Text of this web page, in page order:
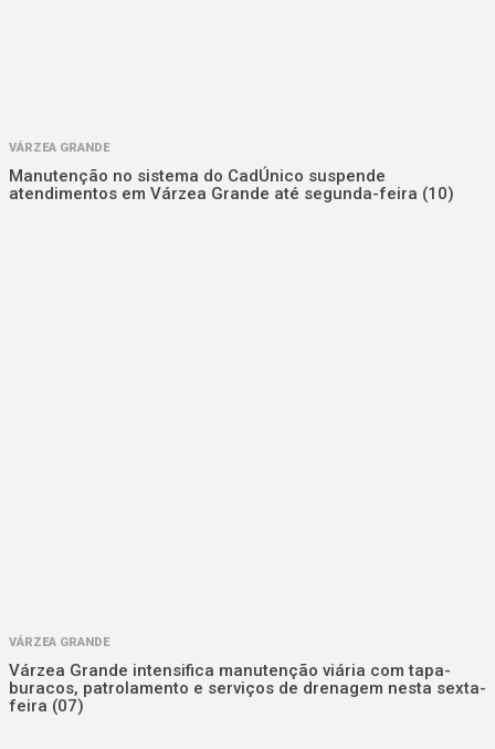
VÁRZEA GRANDE
Manutenção no sistema do CadÚnico suspende
atendimentos em Várzea Grande até segunda-feira (10)
VÁRZEA GRANDE
Várzea Grande intensifica manutenção viária com tapa-
buracos, patrolamento e serviços de drenagem nesta sexta-
feira (07)